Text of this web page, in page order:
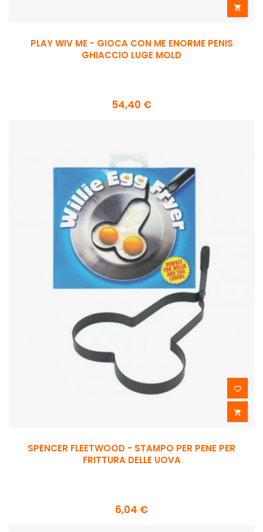

PLAY WIV ME - GIOCA CON ME ENORME PENIS
GHIACCIO LUGE MOLD
54,40 €


SPENCER FLEETWOOD - STAMPO PER PENE PER
FRITTURA DELLE UOVA
6,04 €